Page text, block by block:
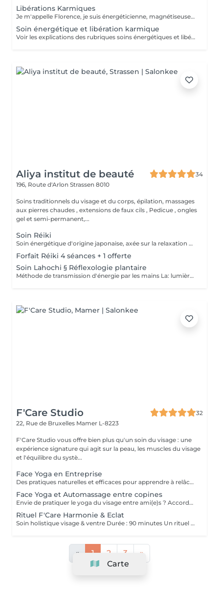
Libérations Karmiques
Je m'appelle Florence, je suis énergéticienne, magnétiseuse, passeuse d'âme, karmathérapeute et médium clairaudiente et clairvoyante. Les soins karmiques que je propose sont des soins énergétiques qui vont essentiellement travailler sur votre structure énergétique reliée à votre vie actuelle afin de libérer et nettoyer les empreintes de ces mémoires ancestrales négatives. Les soins karmiques et transgénérationnels consistent à aller libérer des mémoires, des blessures et blocages issus de nos vies antérieures dont votre structure énergétique porte encore l'empreinte. Certaines de ces mémoires douloureuses se rattachent directement à votre âme, d'autres sont associées à votre famille, dans ce cas nous parlons de mémoires transgénérationnelles. Lorsque je travaille sur des mémoires karmiques, grâce à la médiumnité, je peux retracer vos vies antérieures et voir précisément les blocages, les blessures, les émotions négatives liés à vos problèmes actuels. Vous allez vivre des moments de partage, et vous sentirez cette libération karmique par des sensations d'apaisement et de soulagement. Je conseille de faire dans un premier temps le soin énergétique et ensuite le soin libération karmique. Voter traitement en sera beaucoup plus efficace Vous allez prendre conscience pour quelles raisons vous êtes attiré par certains lieux, certaines personnalités etc. Cela donnera l'explication également sur vos comportements, vos préférences, vos craintes. NB : pour chaque minute additionnelle au temps prévu sera facturée 1€. Merci
Soin énergétique et libération karmique
Voir les explications des rubriques soins énergétiques et libérations karmiques. Pour chaque minute additionnelle au temps prévu, 1€ sera facturé. Merci de votre compréhension.
Aliya institut de beauté
34
196, Route d'Arlon Strassen 8010
Soins traditionnels du visage et du corps, épilation, massages
aux pierres chaudes , extensions de faux cils , Pedicue , ongles
gel et semi-permanent,...
Soin Réiki
Soin énergétique d'origine japonaise, axée sur la relaxation et l'harmonisation du corps et de l'esprit. REI: universel KI: énergie vital Le praticien pose doucement les mains sur les différentes zones , il n'y a pas de manipulation ou de pression. Effets: -Réduction du stress et de l'anxiété -Sensation de calme et de lâcher prise -Aide à apaiser le mental -favorise l'endormissement -Aide à relâcher les tensions émotionnelles le réiki est une pratique douce qui vise surtout : -la détente -l'équilibre émotionnel -le bien-être global A faire seul ou en cure de 4 séances
Forfait Réiki 4 séances + 1 offerte
Soin Lahochi § Réflexologie plantaire
Méthode de transmission d'énergie par les mains La: lumière, amour HO: mouvement de l'énergie CHI: energie vitale Effets: -Diminue le stress -Procure un calme profond et durable -Aide à harmoniser le corps et l'esprit - Energie retrouvée - Favorise le lâcher-prise -Harmonisation des Chakras Couplé à la réflexologie plantaire c'est un soin qui apporte une relaxation complète et durable alliant les bienfaits du soin énergétique et ceux de la réflexologie . A faire seul ou en cure de 4 séances "Détente absolue "
F'Care Studio
32
22, Rue de Bruxelles Mamer L-8223
F'Care Studio vous offre bien plus qu'un soin du visage : une
expérience signature qui agit sur la peau, les muscles du visage
et l'équilibre du systè...
Face Yoga en Entreprise
Des pratiques naturelles et efficaces pour apprendre à relâcher les tensions musculaires accumulées au cours de la journée, corriger la posture et défatiguer le regard. En associant la respiration aux exercices, le yoga du visage favorise la relaxation et la concentration mentale. Le Yoga du visage apporte une prise de conscience. C'est une boîte à outils dans laquelle chacun peut piocher l'outil qui répondra à son besoin au moment précis que ce soit un exercice, un automassage, un point d'acupression, le taping. C'est un véritable allié dans la prise en charge du bien-être de vos employés au quotidien ! Ce cours est pratiqué sur place, pour des groupes de 15 personnes maximum et ne nécessite aucun changement de tenue.
Face Yoga et Automassage entre copines
Envie de pratiquer le yoga du visage entre ami(e)s ? Accordez-vous un moment de détente et de partage, tout en apprenant les pratiques de Yoga facial et de l'automassage. Des solutions naturelles et efficaces pour tonifier, lisser, restructurer le visage, et raviver l'éclat. Franciane adapte le contenu du cours selon votre tranche d'âge, vos préoccupations et envies. Les cours collectifs sont proposés pour des groupes de 3 à 10 personnes. Prix dégressif à partir de 5 participantes Cours de 60 minutes en présentiel chez F'Care Studio, 22 rue de Bruxelles, L-8223 Mamer (Luxembourg).
Rituel F'Care Harmonie & Eclat
Soin holistique visage & ventre Durée : 90 minutes Un rituel profondément rééquilibrant qui relie le ventre, le visage et le système nerveux pour libérer les tensions accumulées, alléger le corps et révéler l'éclat naturel du visage. Le Rituel F'Care Harmonie & Éclat débute par un massage abdominal inspiré du Chi Nei Tsang, associé à des techniques de drainage et de travail manuel profond visant à relâcher les tensions physiques et émotionnelles logées dans le ventre. Cette première étape favorise une sensation de légèreté, améliore la circulation et invite le corps à un profond lâcher-prise. Le soin se poursuit avec un massage de la nuque, du cuir chevelu et un massage Face Sculpting sur mesure du visage., Les tensions musculaires se relâchent, les traits se défatiguent, les volumes du visage retrouvent davantage d'harmonie et la peau révèle un éclat plus frais et lumineux. Chaque séance est adaptée aux besoins du moment afin d'accompagner le visage et le corps vers un équilibre plus global. Bienfaits du rituel : Libération des tensions abdominales et émotionnelles Sensation de légèreté et de fluidité dans le corps Relâchement des tensions du visage, de la nuque et des trapèzes Drainage et stimulation de la circulation Traits plus détendus et visage plus lumineux Soutien de l'équilibre global du corps et du système nerveux Résultat : Le ventre se relâche, la respiration devient plus fluide, le visage retrouve de la douceur et de l'éclat. Le corps s'allège, l'esprit s'apaise et une sensation profonde d'harmonie intérieure s'installe.
« 1 2 3
»
Carte